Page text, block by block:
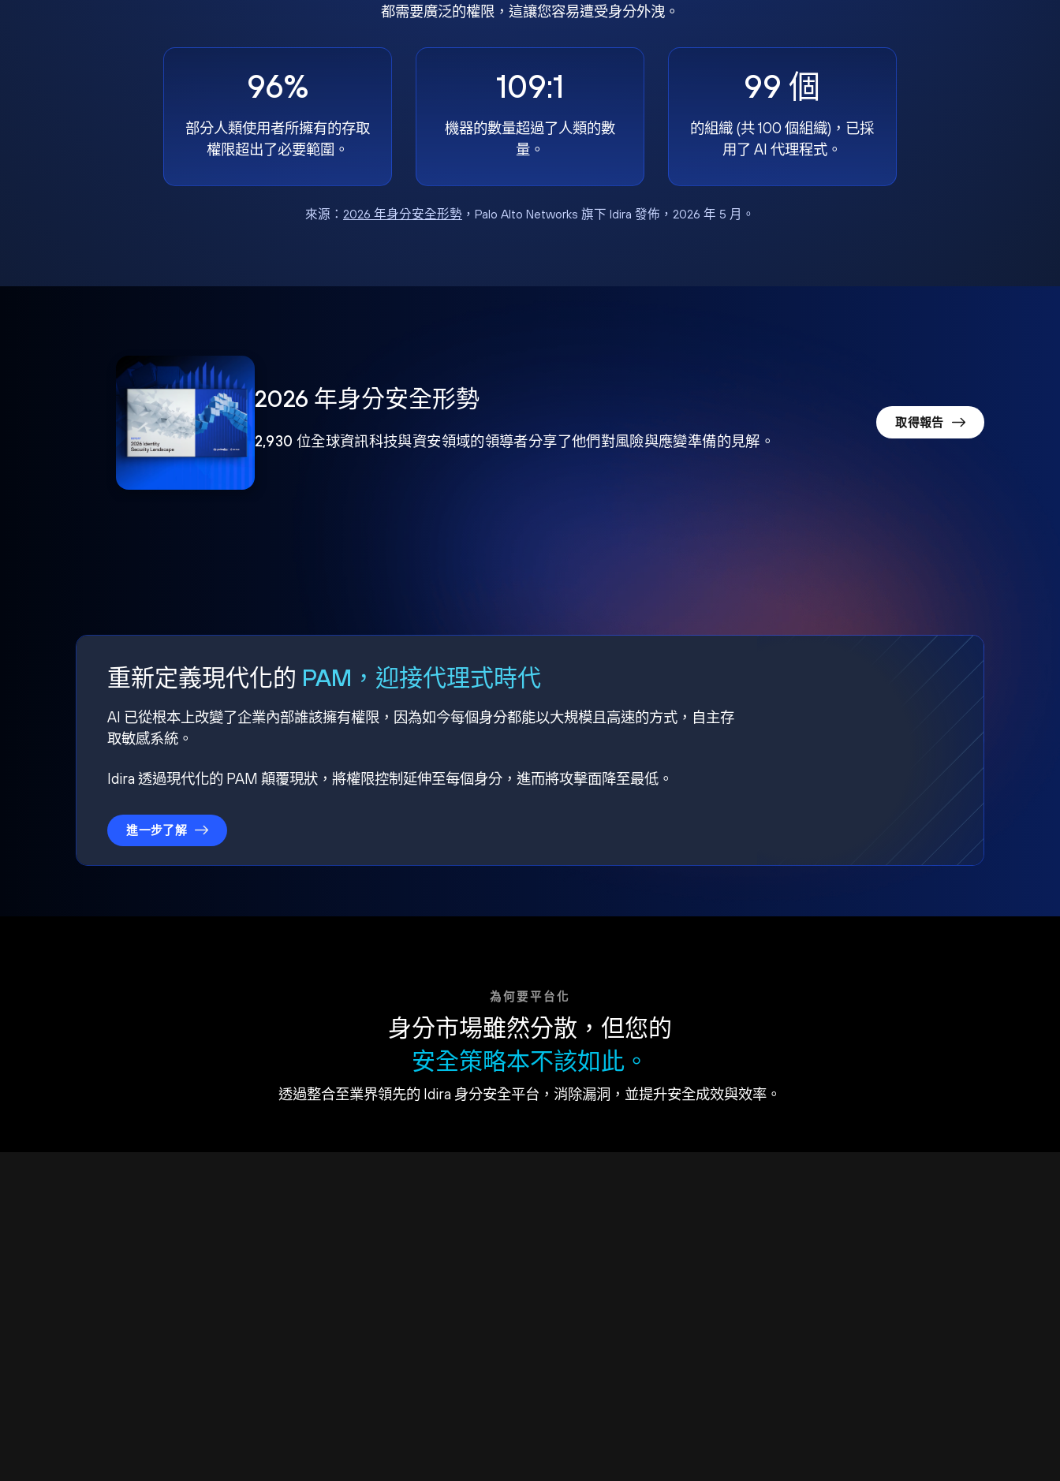
都需要廣泛的權限，這讓您容易遭受身分外洩。
96%
部分人類使用者所擁有的存取
權限超出了必要範圍。
109:1
機器的數量超過了人類的數
量。
99 個
的組織 (共 100 個組織)，已採
用了 AI 代理程式。
來源： 2026 年身分安全形勢，Palo Alto Networks 旗下 Idira 發佈，2026 年 5 月。
2026 年身分安全形勢
2,930 位全球資訊科技與資安領域的領導者分享了他們對風險與應變準備的見解。
取得報告
重新定義現代化的 PAM，迎接代理式時代
AI 已從根本上改變了企業內部誰該擁有權限，因為如今每個身分都能以大規模且高速的方式，自主存
取敏感系統。
Idira 透過現代化的 PAM 顛覆現狀，將權限控制延伸至每個身分，進而將攻擊面降至最低。
進一步了解
為何要平台化
身分市場雖然分散，但您的
安全策略本不該如此。
透過整合至業界領先的 Idira 身分安全平台，消除漏洞，並提升安全成效與效率。